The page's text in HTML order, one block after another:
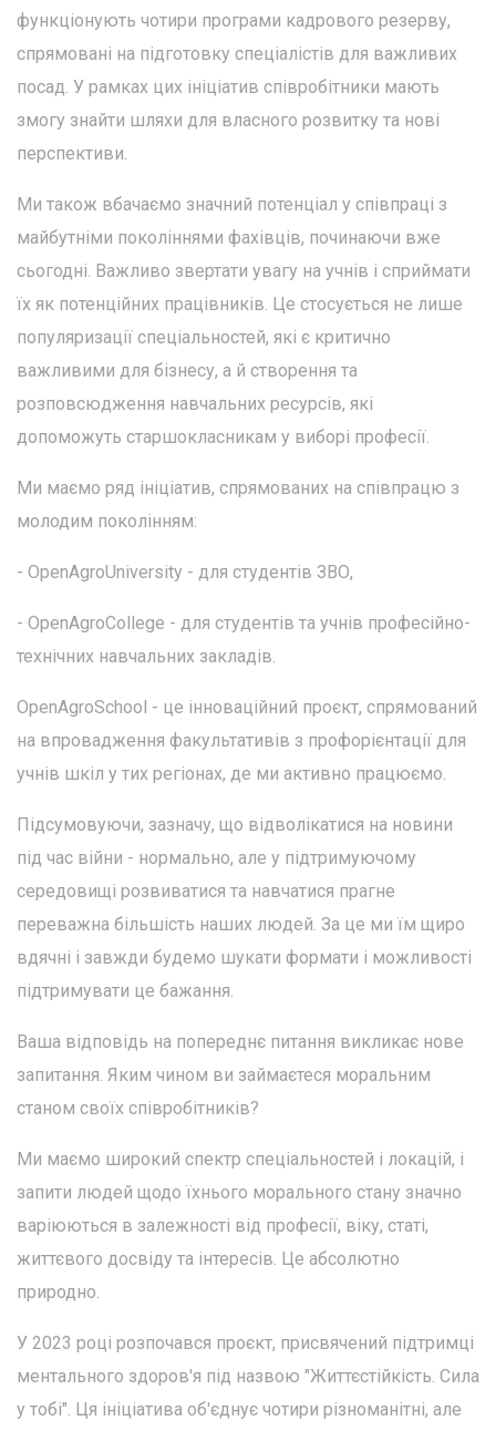
функціонують чотири програми кадрового резерву,
спрямовані на підготовку спеціалістів для важливих
посад. У рамках цих ініціатив співробітники мають
змогу знайти шляхи для власного розвитку та нові
перспективи.
Ми також вбачаємо значний потенціал у співпраці з
майбутніми поколіннями фахівців, починаючи вже
сьогодні. Важливо звертати увагу на учнів і сприймати
їх як потенційних працівників. Це стосується не лише
популяризації спеціальностей, які є критично
важливими для бізнесу, а й створення та
розповсюдження навчальних ресурсів, які
допоможуть старшокласникам у виборі професії.
Ми маємо ряд ініціатив, спрямованих на співпрацю з
молодим поколінням:
- OpenAgroUniversity - для студентів ЗВО,
- OpenAgroCollege - для студентів та учнів професійно-
технічних навчальних закладів.
OpenAgroSchool - це інноваційний проєкт, спрямований
на впровадження факультативів з профорієнтації для
учнів шкіл у тих регіонах, де ми активно працюємо.
Підсумовуючи, зазначу, що відволікатися на новини
під час війни - нормально, але у підтримуючому
середовищі розвиватися та навчатися прагне
переважна більшість наших людей. За це ми їм щиро
вдячні і завжди будемо шукати формати і можливості
підтримувати це бажання.
Ваша відповідь на попереднє питання викликає нове
запитання. Яким чином ви займаєтеся моральним
станом своїх співробітників?
Ми маємо широкий спектр спеціальностей і локацій, і
запити людей щодо їхнього морального стану значно
варіюються в залежності від професії, віку, статі,
життєвого досвіду та інтересів. Це абсолютно
природно.
У 2023 році розпочався проєкт, присвячений підтримці
ментального здоров'я під назвою "Життєстійкість. Сила
у тобі". Ця ініціатива об'єднує чотири різноманітні, але